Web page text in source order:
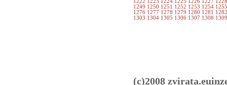
1222 1223 1224 1225 1226 1227
1249 1250 1251 1252 1253 1254
1276 1277 1278 1279 1280 1281
1303 1304 1305 1306 1307 1308
(c)2008